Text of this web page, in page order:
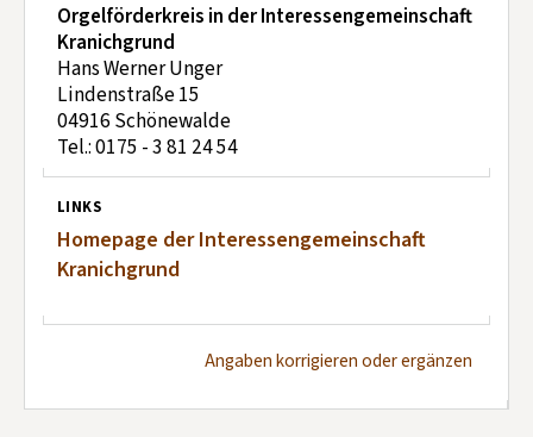
Orgelförderkreis in der Interessengemeinschaft
Kranichgrund
Hans Werner Unger
Lindenstraße 15
04916 Schönewalde
Tel.: 0175 - 3 81 24 54
LINKS
Homepage der Interessengemeinschaft
Kranichgrund
Angaben korrigieren oder ergänzen